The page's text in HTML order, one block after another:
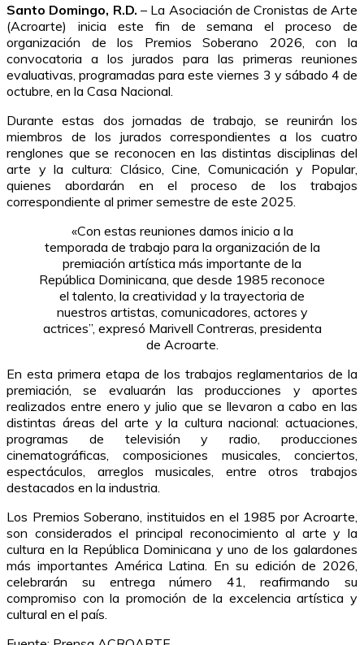
Santo Domingo, R.D. – La Asociación de Cronistas de Arte
(Acroarte) inicia este fin de semana el proceso de
organización de los Premios Soberano 2026, con la
convocatoria a los jurados para las primeras reuniones
evaluativas, programadas para este viernes 3 y sábado 4 de
octubre, en la Casa Nacional.
Durante estas dos jornadas de trabajo, se reunirán los
miembros de los jurados correspondientes a los cuatro
renglones que se reconocen en las distintas disciplinas del
arte y la cultura: Clásico, Cine, Comunicación y Popular,
quienes abordarán en el proceso de los trabajos
correspondiente al primer semestre de este 2025.
«Con estas reuniones damos inicio a la
temporada de trabajo para la organización de la
premiación artística más importante de la
República Dominicana, que desde 1985 reconoce
el talento, la creatividad y la trayectoria de
nuestros artistas, comunicadores, actores y
actrices”, expresó Marivell Contreras, presidenta
de Acroarte.
En esta primera etapa de los trabajos reglamentarios de la
premiación, se evaluarán las producciones y aportes
realizados entre enero y julio que se llevaron a cabo en las
distintas áreas del arte y la cultura nacional: actuaciones,
programas de televisión y radio, producciones
cinematográficas, composiciones musicales, conciertos,
espectáculos, arreglos musicales, entre otros trabajos
destacados en la industria.
Los Premios Soberano, instituidos en el 1985 por Acroarte,
son considerados el principal reconocimiento al arte y la
cultura en la República Dominicana y uno de los galardones
más importantes América Latina. En su edición de 2026,
celebrarán su entrega número 41, reafirmando su
compromiso con la promoción de la excelencia artística y
cultural en el país.